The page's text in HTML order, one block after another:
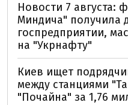
Новости 7 августа:
Миндича" получила
госпредприятии,
на "Укрнафту"
Киев ищет
между станциями
"Почайна" за 1,76